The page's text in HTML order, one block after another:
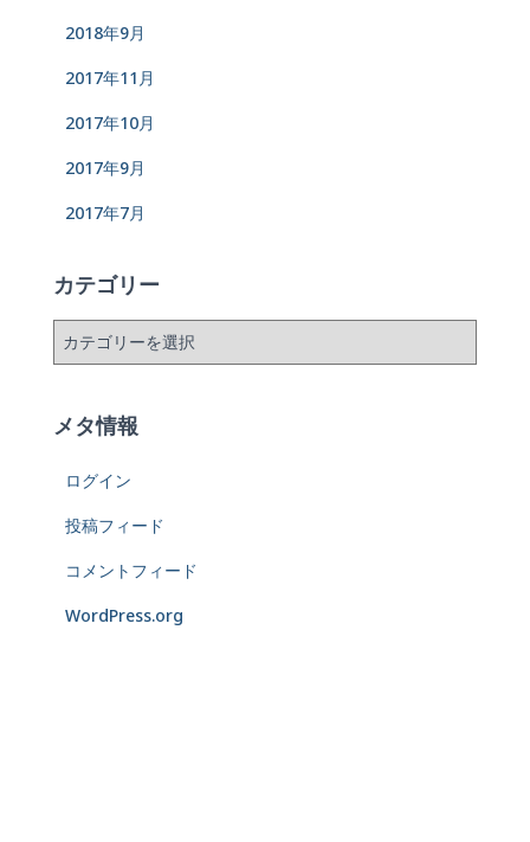
2018年9月
2017年11月
2017年10月
2017年9月
2017年7月
カテゴリー
メタ情報
ログイン
投稿フィード
コメントフィード
WordPress.org